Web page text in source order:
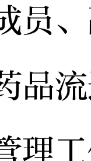
员
品
理